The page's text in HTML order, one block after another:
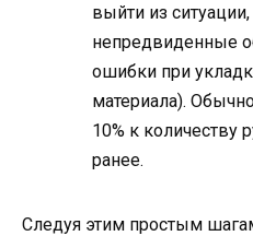
выйти из
непредвиденные
ошибки при
материала).
10% к количеству
ранее.
Следуя этим простым